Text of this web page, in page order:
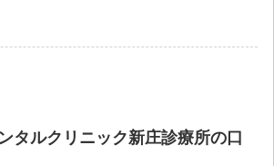
タルクリニック新庄診療所の口